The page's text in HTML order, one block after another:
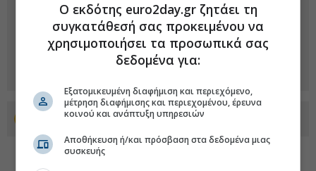
Προσθέστε το euro2day.gr στο Discover
Ο εκδότης euro2day.gr ζητάει τη
συγκατάθεσή σας προκειμένου να
χρησιμοποιήσει τα προσωπικά σας
δεδομένα για:
Εξατομικευμένη διαφήμιση και περιεχόμενο,
μέτρηση διαφήμισης και περιεχομένου, έρευνα
κοινού και ανάπτυξη υπηρεσιών
Αποθήκευση ή/και πρόσβαση στα δεδομένα μιας
συσκευής